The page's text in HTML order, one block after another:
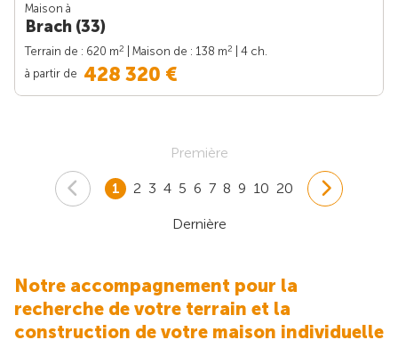
Maison à
Brach (33)
Terrain de : 620 m2 | Maison de : 138 m2
| 4 ch.
à partir de 428 320 €
Première
1 2 3 4 5 6 7 8 9 10 20
Dernière
Notre accompagnement pour la
recherche de votre terrain et la
construction de votre maison individuelle